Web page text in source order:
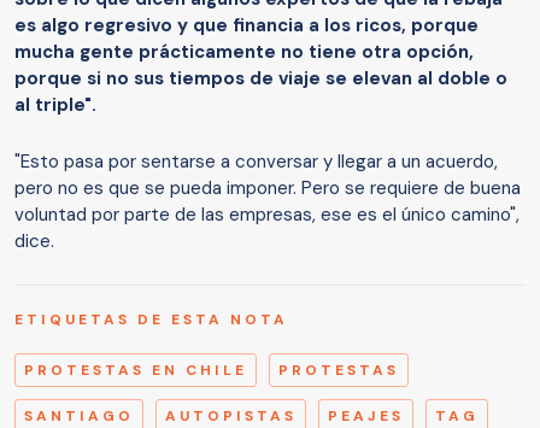
es algo regresivo y que financia a los ricos, porque
mucha gente prácticamente no tiene otra opción,
porque si no sus tiempos de viaje se elevan al doble o
al triple".
"Esto pasa por sentarse a conversar y llegar a un acuerdo,
pero no es que se pueda imponer. Pero se requiere de buena
voluntad por parte de las empresas, ese es el único camino",
dice.
ETIQUETAS DE ESTA NOTA
PROTESTAS EN CHILE PROTESTAS
SANTIAGO AUTOPISTAS PEAJES TAG